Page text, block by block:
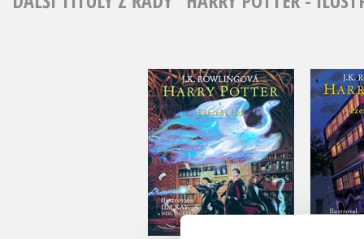
Harry Potter a Fénixův
řád - ilustrované
vydání
J.K. Rowling
Harry